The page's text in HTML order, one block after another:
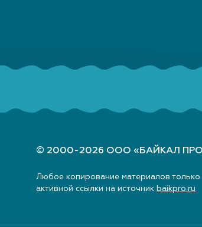
© 2000-2026 ООО «БАЙКАЛ
Любое копирование материалов только
активной ссылки на источник baikpro.ru